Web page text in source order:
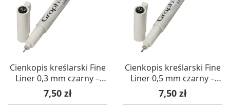
Cienkopis kreślarski Fine
Liner 0,3 mm czarny –
Graph’it
Cena
7,50 zł
Cienkopis kreślarski Fine
Liner 0,5 mm czarny –
Graph’it
Cena
7,50 zł